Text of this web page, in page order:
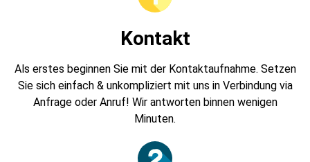
Kontakt
Als erstes beginnen Sie mit der Kontaktaufnahme. Setzen
Sie sich einfach & unkompliziert mit uns in Verbindung via
Anfrage oder Anruf! Wir antworten binnen wenigen
Minuten.